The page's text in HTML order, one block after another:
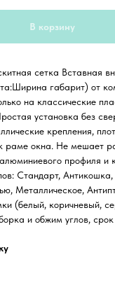
В корзину
сетка Вставная
габарит) от
на классические
установка без
крепления,
раме окна. Не мешает
профиля и
Стандарт, Антикошка,
Металлическое,
(белый, коричневый,
и обжим углов, срок